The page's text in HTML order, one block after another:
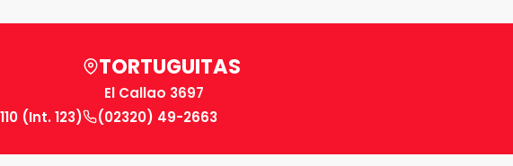
(Int. 123)
TORTUGUITAS
El Callao 3697
(02320) 49-2663